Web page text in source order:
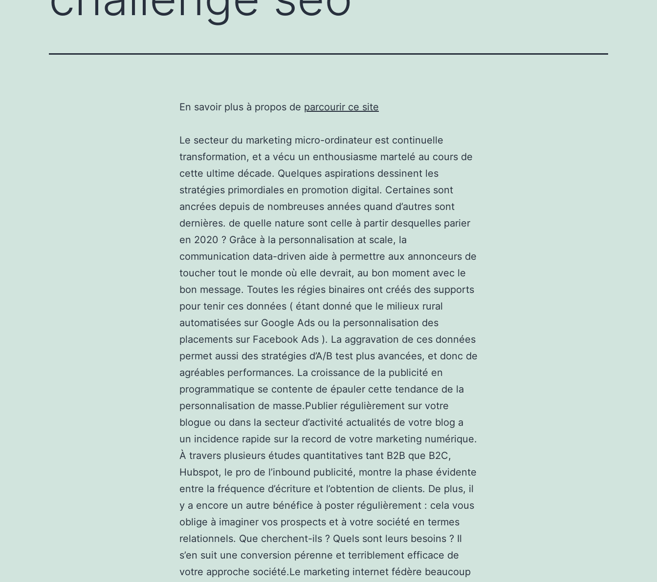
En savoir plus à propos de parcourir ce site
Le secteur du marketing micro-ordinateur est continuelle
transformation, et a vécu un enthousiasme martelé au cours de
cette ultime décade. Quelques aspirations dessinent les
stratégies primordiales en promotion digital. Certaines sont
ancrées depuis de nombreuses années quand d’autres sont
dernières. de quelle nature sont celle à partir desquelles parier
en 2020 ? Grâce à la personnalisation at scale, la
communication data-driven aide à permettre aux annonceurs de
toucher tout le monde où elle devrait, au bon moment avec le
bon message. Toutes les régies binaires ont créés des supports
pour tenir ces données ( étant donné que le milieux rural
automatisées sur Google Ads ou la personnalisation des
placements sur Facebook Ads ). La aggravation de ces données
permet aussi des stratégies d’A/B test plus avancées, et donc de
agréables performances. La croissance de la publicité en
programmatique se contente de épauler cette tendance de la
personnalisation de masse.Publier régulièrement sur votre
blogue ou dans la secteur d’activité actualités de votre blog a
un incidence rapide sur la record de votre marketing numérique.
À travers plusieurs études quantitatives tant B2B que B2C,
Hubspot, le pro de l’inbound publicité, montre la phase évidente
entre la fréquence d’écriture et l’obtention de clients. De plus, il
y a encore un autre bénéfice à poster régulièrement : cela vous
oblige à imaginer vos prospects et à votre société en termes
relationnels. Que cherchent-ils ? Quels sont leurs besoins ? Il
s’en suit une conversion pérenne et terriblement efficace de
votre approche société.Le marketing internet fédère beaucoup